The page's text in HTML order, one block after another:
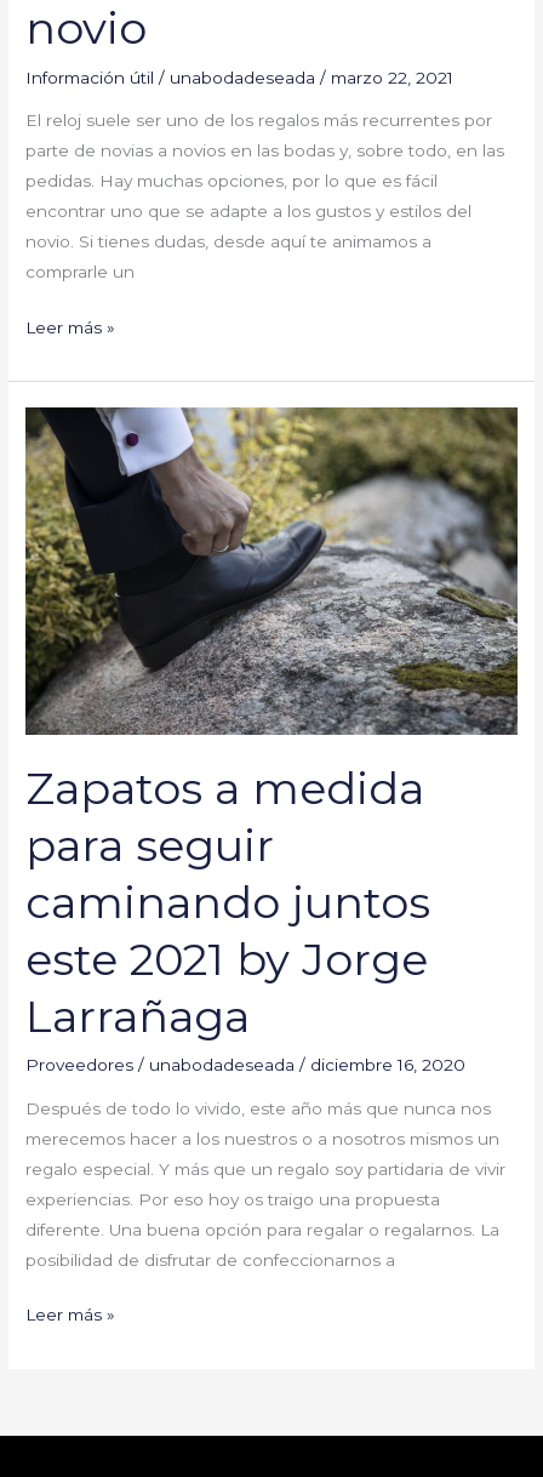
novio
Información útil / unabodadeseada/ marzo 22, 2021
El reloj suele ser uno de los regalos más recurrentes por
parte de novias a novios en las bodas y, sobre todo, en las
pedidas. Hay muchas opciones, por lo que es fácil
encontrar uno que se adapte a los gustos y estilos del
novio. Si tienes dudas, desde aquí te animamos a
comprarle un
Leer más »
Zapatos a medida
para seguir
caminando juntos
este 2021 by Jorge
Larrañaga
Proveedores / unabodadeseada/ diciembre 16, 2020
Después de todo lo vivido, este año más que nunca nos
merecemos hacer a los nuestros o a nosotros mismos un
regalo especial. Y más que un regalo soy partidaria de vivir
experiencias. Por eso hoy os traigo una propuesta
diferente. Una buena opción para regalar o regalarnos. La
posibilidad de disfrutar de confeccionarnos a
Zapatos
a
medida
para
seguir
caminando
juntos
este
2021
by
Jorge
Leer más »